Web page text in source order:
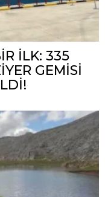
İLK: 335
GEMİSİ